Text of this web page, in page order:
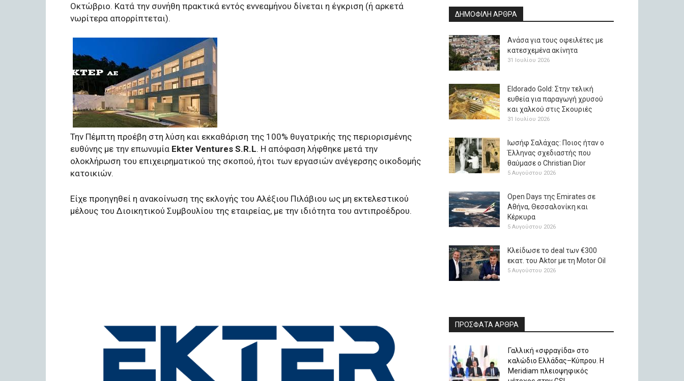
Οκτώβριο. Κατά την συνήθη πρακτικά εντός εννεαμήνου δίνεται η έγκριση (ή αρκετά
νωρίτερα απορρίπτεται).
Την Πέμπτη προέβη στη λύση και εκκαθάριση της 100% θυγατρικής της περιορισμένης
ευθύνης με την επωνυμία Ekter Ventures S.R.L. Η απόφαση λήφθηκε μετά την
ολοκλήρωση του επιχειρηματικού της σκοπού, ήτοι των εργασιών ανέγερσης οικοδομής
κατοικιών.
Είχε προηγηθεί η ανακοίνωση της εκλογής του Αλέξιου Πιλάβιου ως μη εκτελεστικού
μέλους του Διοικητικού Συμβουλίου της εταιρείας, με την ιδιότητα του αντιπροέδρου.
ΔΗΜΟΦΙΛΗ ΑΡΘΡΑ
Ανάσα για τους οφειλέτες με
κατεσχεμένα ακίνητα
31 Ιουλίου 2026
Eldorado Gold: Στην τελική
ευθεία για παραγωγή χρυσού
και χαλκού στις Σκουριές
31 Ιουλίου 2026
Ιωσήφ Σαλάχας: Ποιος ήταν ο
Έλληνας σχεδιαστής που
θαύμασε ο Christian Dior
5 Αυγούστου 2026
Open Days της Emirates σε
Αθήνα, Θεσσαλονίκη και
Κέρκυρα
5 Αυγούστου 2026
Κλείδωσε το deal των €300
εκατ. του Aktor με τη Μotor Oil
5 Αυγούστου 2026
ΠΡΟΣΦΑΤΑ ΑΡΘΡΑ
Γαλλική «σφραγίδα» στο
καλώδιο Ελλάδας–Κύπρου. Η
Meridiam πλειοψηφικός